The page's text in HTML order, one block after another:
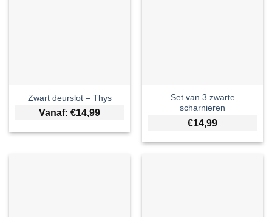
Zwart deurslot – Thys
Vanaf: €14,99
Set van 3 zwarte
scharnieren
€14,99